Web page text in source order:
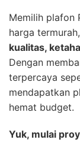
Memilih plafon
harga
kualitas,
Dengan
terpercaya
mendapatkan
hemat budget.
Yuk, mulai